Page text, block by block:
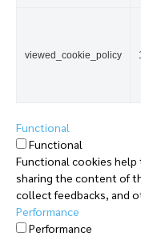
viewed_cookie_policy
Functional
Functional
Functional cookies
sharing the content of
collect feedbacks, and
Performance
Performance